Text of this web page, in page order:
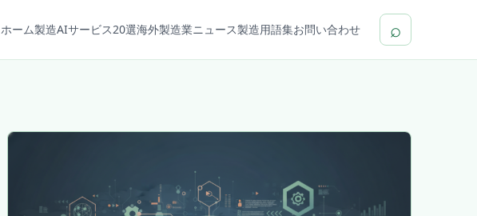
ホーム製造AIサービス20選海外製造業ニュース製造用語集お問い合わせ ⌕